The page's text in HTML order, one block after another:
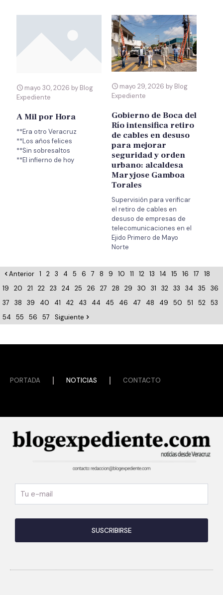
mayo 30, 2026 by Blog
Expediente
A Mil por Hora
**Era otro Veracruz
**Los años felices
**Sin sobresaltos
mayo 29, 2026 by Blog
Expediente
Gobierno de Boca del
Río intensifica retiro
de cables en desuso
para mejorar
seguridad y orden
urbano: alcaldesa
Maryjose Gamboa
Torales
Supervisión para verificar
el retiro de cables en
desuso de empresas de
telecomunicaciones en el
Ejido Primero de Mayo
Norte
Anterior 1 2 3 4 5 6 7 8 9 10 11 12 13 14 15 16 17
18
19
20 21 22 23 24 25 26 27 28 29 30 31 32 33 34 35
36
37
38 39 40 41 42 43 44 45 46 47 48 49 50 51 52 53
54
55 56 57 Siguiente
PORTADA NOTICIAS CONTACTO